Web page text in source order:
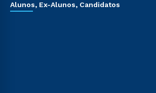
Alunos, Ex-Alunos, Candidatos